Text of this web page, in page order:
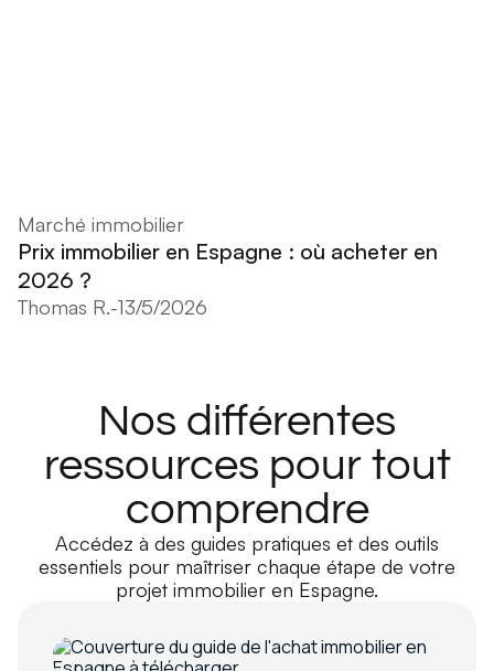
Marché immobilier
Prix immobilier en Espagne : où acheter en
2026 ?
Thomas R.-13/5/2026
Nos différentes
ressources pour tout
comprendre
Accédez à des guides pratiques et des outils
essentiels pour maîtriser chaque étape de votre
projet immobilier en Espagne.